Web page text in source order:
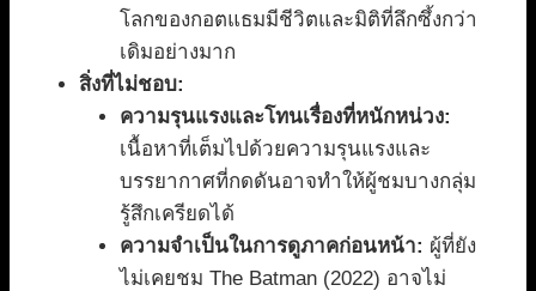
โลกของกอตแธมมีชีวิตและมิติที่ลึกซึ้งกว่า
เดิมอย่างมาก
สิ่งที่ไม่ชอบ:
ความรุนแรงและโทนเรื่องที่หนักหน่วง:
เนื้อหาที่เต็มไปด้วยความรุนแรงและ
บรรยากาศที่กดดันอาจทำให้ผู้ชมบางกลุ่ม
รู้สึกเครียดได้
ความจำเป็นในการดูภาคก่อนหน้า: ผู้ที่ยัง
ไม่เคยชม The Batman (2022) อาจไม่